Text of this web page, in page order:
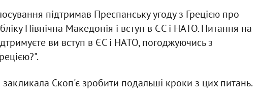
підтримав Преспанську угоду з Грецією про
Північна Македонія і вступ в ЄС і НАТО. Питання на
ви вступ в ЄС і НАТО, погоджуючись з
Скоп'є зробити подальші кроки з цих питань.